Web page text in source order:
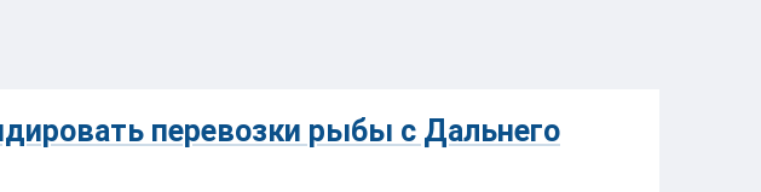
перевозки рыбы с Дальнего